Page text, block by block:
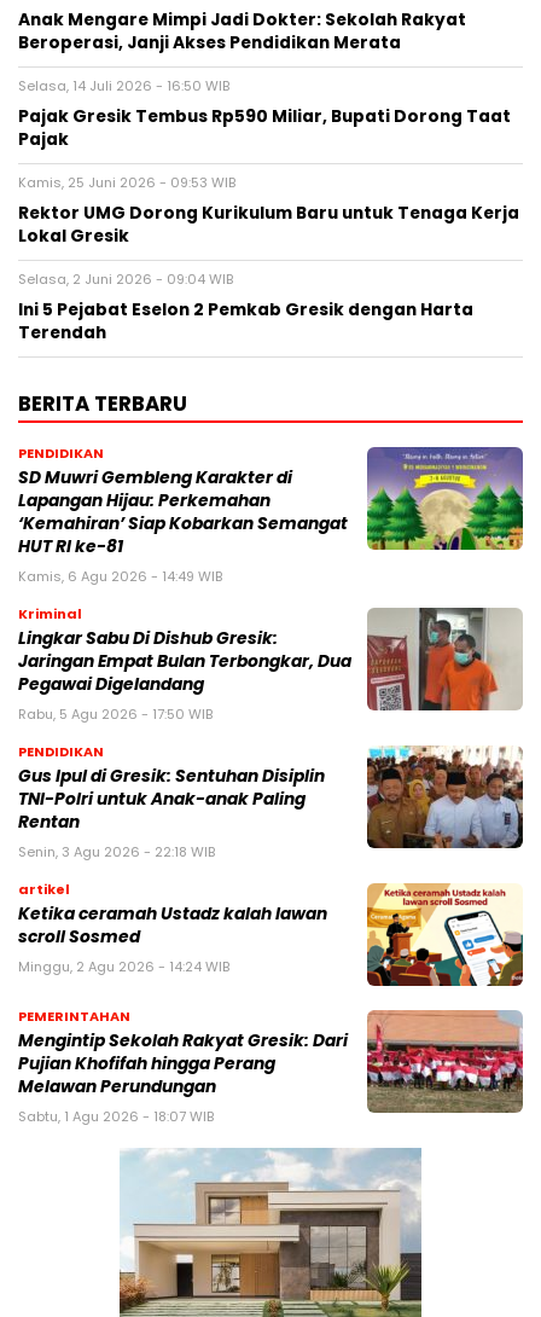
Anak Mengare Mimpi Jadi Dokter: Sekolah Rakyat
Beroperasi, Janji Akses Pendidikan Merata
Selasa, 14 Juli 2026 - 16:50 WIB
Pajak Gresik Tembus Rp590 Miliar, Bupati Dorong Taat
Pajak
Kamis, 25 Juni 2026 - 09:53 WIB
Rektor UMG Dorong Kurikulum Baru untuk Tenaga Kerja
Lokal Gresik
Selasa, 2 Juni 2026 - 09:04 WIB
Ini 5 Pejabat Eselon 2 Pemkab Gresik dengan Harta
Terendah
BERITA TERBARU
PENDIDIKAN
SD Muwri Gembleng Karakter di
Lapangan Hijau: Perkemahan
‘Kemahiran’ Siap Kobarkan Semangat
HUT RI ke-81
Kamis, 6 Agu 2026 - 14:49 WIB
Kriminal
Lingkar Sabu Di Dishub Gresik:
Jaringan Empat Bulan Terbongkar, Dua
Pegawai Digelandang
Rabu, 5 Agu 2026 - 17:50 WIB
PENDIDIKAN
Gus Ipul di Gresik: Sentuhan Disiplin
TNI-Polri untuk Anak-anak Paling
Rentan
Senin, 3 Agu 2026 - 22:18 WIB
artikel
Ketika ceramah Ustadz kalah lawan
scroll Sosmed
Minggu, 2 Agu 2026 - 14:24 WIB
PEMERINTAHAN
Mengintip Sekolah Rakyat Gresik: Dari
Pujian Khofifah hingga Perang
Melawan Perundungan
Sabtu, 1 Agu 2026 - 18:07 WIB